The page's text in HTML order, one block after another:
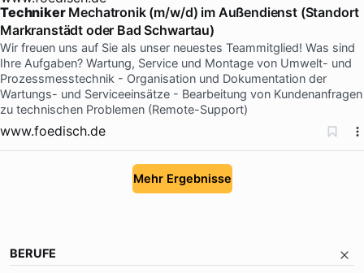
TechnikerMechatronik (m/w/d) im Außendienst (Standort
Markranstädt oder Bad Schwartau)
Wir freuen uns auf Sie als unser neuestes Teammitglied! Was sind
Ihre Aufgaben? Wartung, Service und Montage von Umwelt- und
Prozessmesstechnik - Organisation und Dokumentation der
Wartungs- und Serviceeinsätze - Bearbeitung von Kundenanfragen
zu technischen Problemen (Remote-Support)
www.foedisch.de
Mehr Ergebnisse
BERUFE